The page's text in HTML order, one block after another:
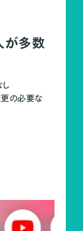
が多数
更の必要な